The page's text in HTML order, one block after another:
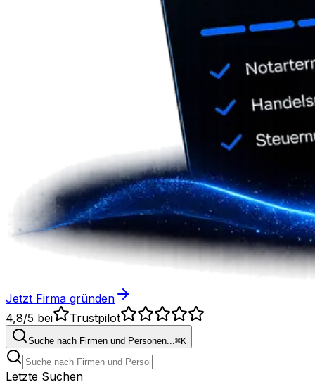
Jetzt Firma gründen
4,8/5 bei Trustpilot
Suche nach Firmen und Personen...⌘K
Letzte Suchen